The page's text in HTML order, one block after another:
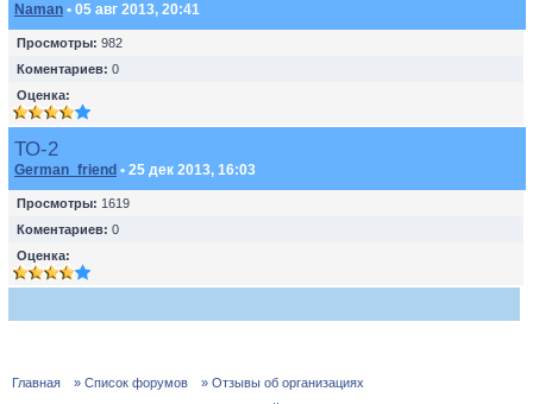
Naman • 05 авг 2013, 20:41
Просмотры: 982
Коментариев: 0
Оценка:
ТО-2
German_friend • 25 дек 2013, 16:03
Просмотры: 1619
Коментариев: 0
Оценка:
Главная » Список форумов
» Отзывы об организациях